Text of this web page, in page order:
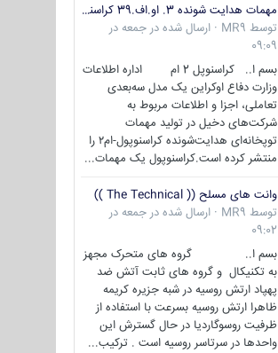
مهمات هدایت شونده 3. او.اف.39 کراسنوپل/بصیر( Krasnopol 3OF39 )
توسط MR9
· ارسال شده در جمعه در
09:09
بسم ا.. کراسنوپل 2 ام اداره اطلاعات
وزارت دفاع اوکراین یک مدل سه‌بعدی
تعاملی، اجزا و اطلاعات مربوط به
شرکت‌های دخیل در تولید مهمات
توپخانه‌ای هدایت‌شونده کراسنوپول-ام۲ را
منتشر کرده است.کراسنوپول یک مهمات...
وانت های مسلح (( The Technical ))
توسط MR9
· ارسال شده در جمعه در
09:02
بسم ا.. گروه های متحرک مجهز
به تکنیکال و گروه های ثابت آتش ضد
پهپاد ارتش روسیه در شبه جزیره کریمه
ظاهرا ارتش روسیه بسرعت با استفاده از
ظرفیت روسوگاردیا در حال گسترش این
واحدها در سرتاسر روسیه است . ترکیب...